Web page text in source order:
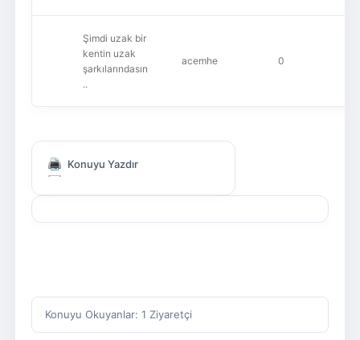
Şimdi uzak bir
kentin uzak
şarkılarındasın
..
acemhe 0
Konuyu Yazdır
Konuyu Okuyanlar: 1 Ziyaretçi